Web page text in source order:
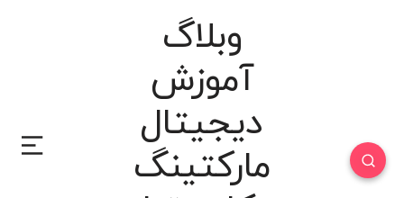
وبلاگ
آموزش
دیجیتال
مارکتینگ